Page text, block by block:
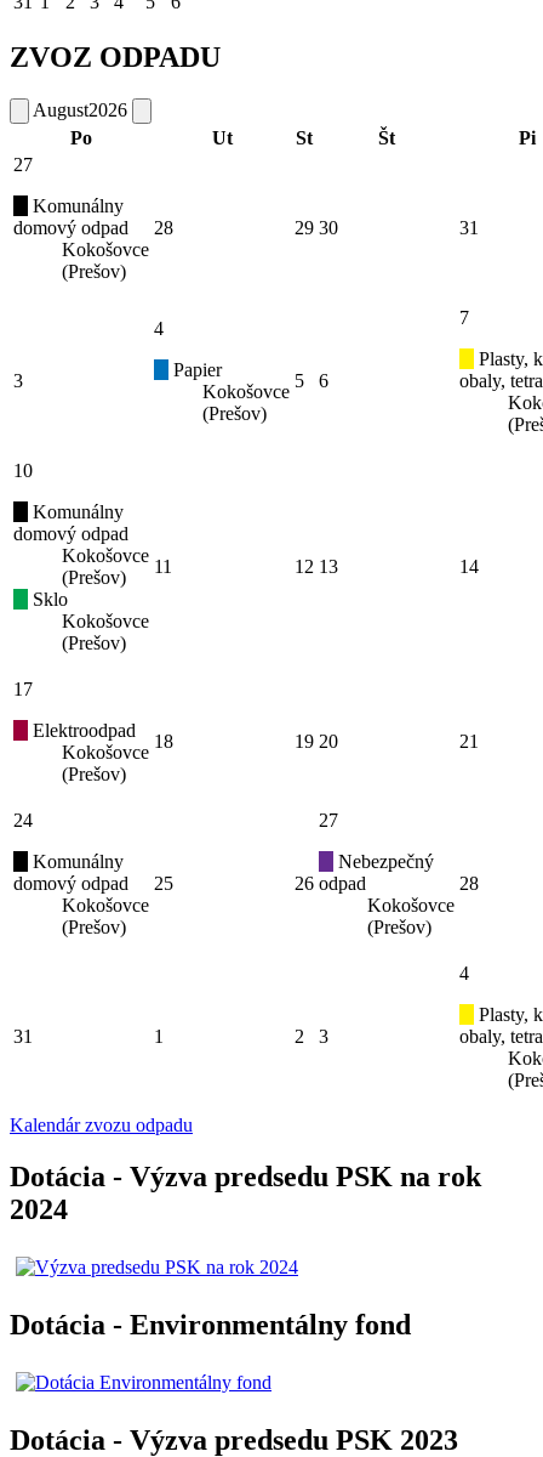
ZVOZ ODPADU
August2026
Po
Ut St Št
Pi
27
Komunálny
domový odpad
Kokošovce
(Prešov)
28 29 30 31
3
4
Papier
Kokošovce
(Prešov)
5 6
7
Plasty,
obaly,
10
Komunálny
domový odpad
Kokošovce
(Prešov)
Sklo
Kokošovce
(Prešov)
11 12 13 14
17
Elektroodpad
Kokošovce
(Prešov)
18 19 20 21
24
Komunálny
domový odpad
Kokošovce
(Prešov)
25 26
27
Nebezpečný
odpad
Kokošovce
(Prešov)
28
31 1 2 3
4
Plasty,
obaly,
Kalendár zvozu odpadu
Dotácia - Výzva predsedu PSK na rok
2024
Dotácia - Environmentálny fond
Dotácia - Výzva predsedu PSK 2023